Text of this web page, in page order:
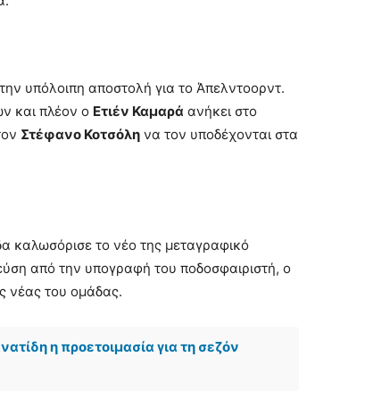
υπόλοιπη αποστολή για το Άπελντοορντ.
και πλέον ο Ετιέν Καμαρά ανήκει στο
Στέφανο Κοτσόλη να τον υποδέχονται στα
καλωσόρισε το νέο της μεταγραφικό
από την υπογραφή του ποδοσφαιριστή, ο
νέας του ομάδας.
η προετοιμασία για τη σεζόν